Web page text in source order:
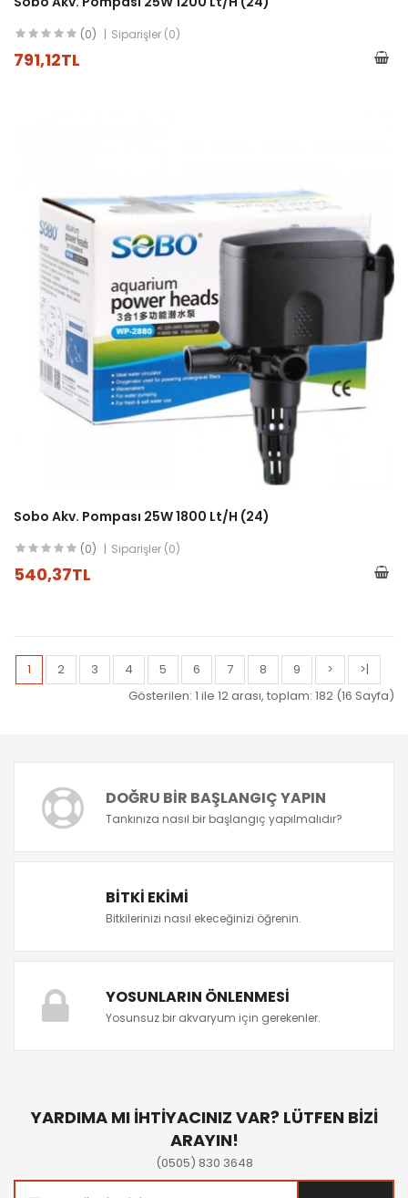
(0) Siparişler (0)
791,12TL
Sobo Akv. Pompası 25W 1800 Lt/h (24)
(0) Siparişler (0)
540,37TL
1 2 3 4 5 6 7 8 9 >
>|
Gösterilen: 1 ile 12 arası, toplam: 182 (16 Sayfa)
DOĞRU BIR BAŞLANGIÇ YAPIN
Tankınıza nasıl bir başlangıç yapılmalıdır?
BITKI EKIMI
Bitkilerinizi nasıl ekeceğinizi öğrenin.
YOSUNLARIN ÖNLENMESI
Yosunsuz bir akvaryum için gerekenler.
YARDIMA MI İHTİYACINIZ VAR? LÜTFEN BİZİ
ARAYIN!
(0505) 830 3648